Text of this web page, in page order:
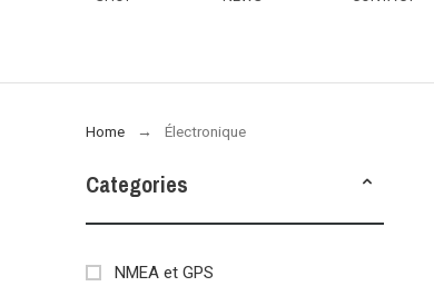
Home Électronique
Categories
NMEA et GPS